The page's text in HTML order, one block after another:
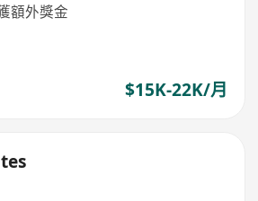
額外獎金
$15K-22K/月